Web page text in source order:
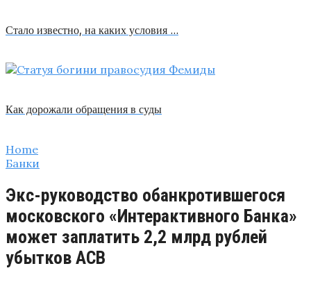
Стало известно, на каких условия …
Как дорожали обращения в суды
Home
Банки
Экс-руководство обанкротившегося
московского «Интерактивного Банка»
может заплатить 2,2 млрд рублей
убытков АСВ